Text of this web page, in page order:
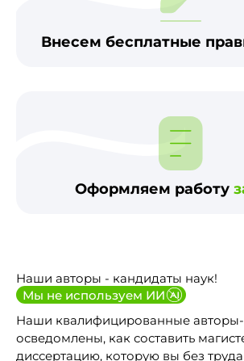
Внесем бесплатные
Оформляем работу
Наши авторы - кандидаты наук!
Мы не используем ИИ
Наши квалифицированные авторы-
осведомлены, как составить
диссертацию, которую вы без